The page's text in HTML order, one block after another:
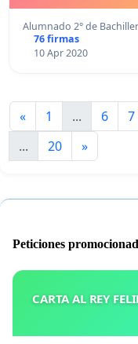
Alumnado 2° de
76 firmas
10 Apr 2020
« 1 ... 6 7
...
20 »
Peticiones
CARTA AL REY